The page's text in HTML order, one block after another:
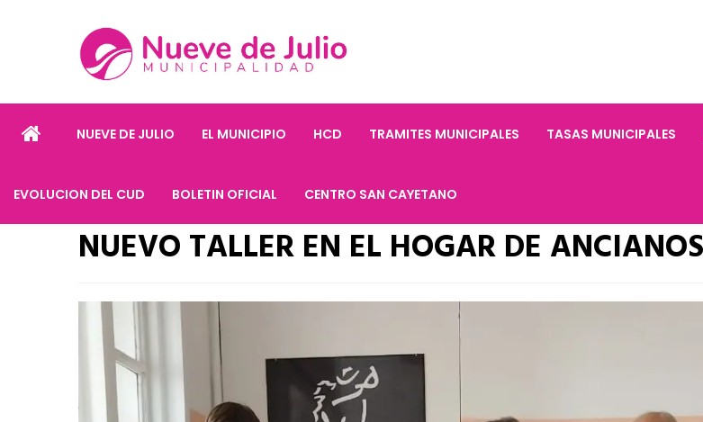
NUEVE DE JULIO EL MUNICIPIO HCD TRAMITES MUNICIPALES TASAS MUNICIPALES
EVOLUCION DEL CUD BOLETIN OFICIAL CENTRO SAN CAYETANO
NUEVO TALLER EN EL HOGAR DE ANCIANOS